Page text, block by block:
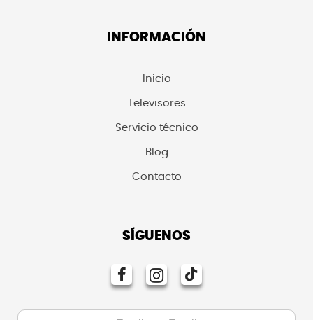
INFORMACIÓN
Inicio
Televisores
Servicio técnico
Blog
Contacto
SÍGUENOS